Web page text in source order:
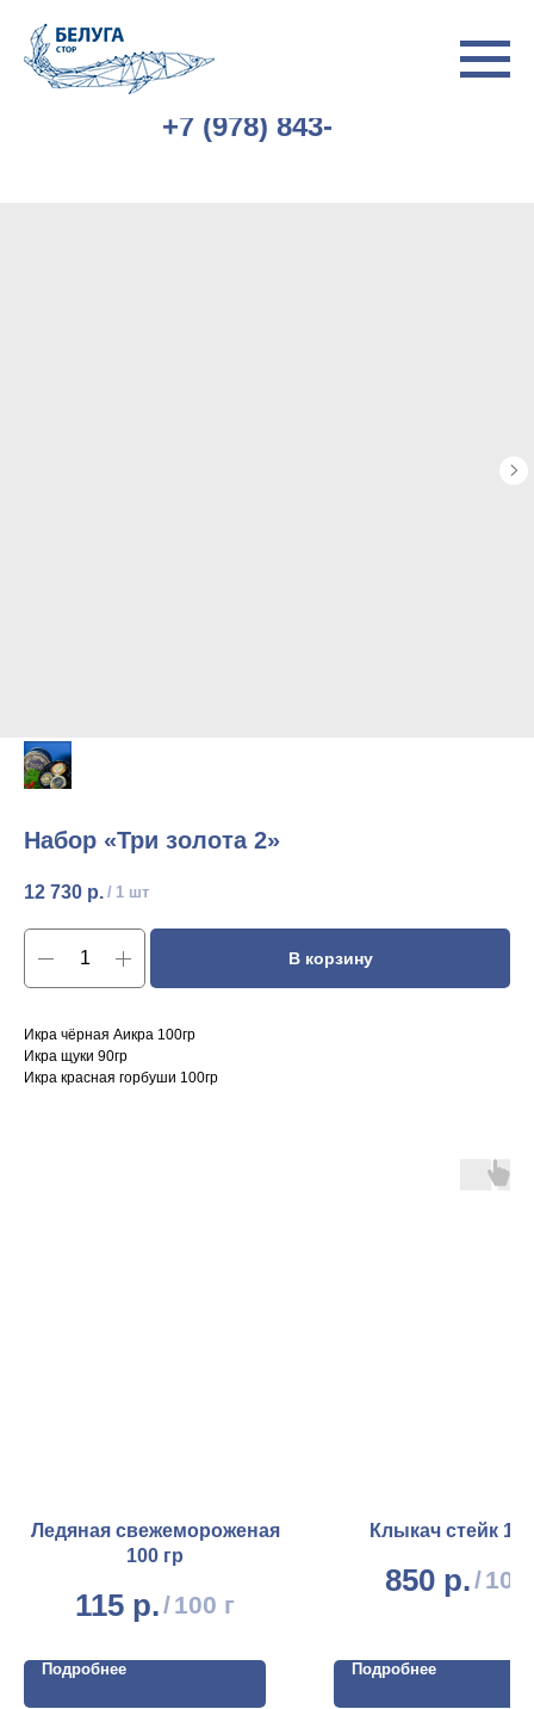
+7 (978) 843-
Набор «Три золота 2»
12 730 р. / 1 шт
В корзину
Икра чёрная Аикра 100гр
Икра щуки 90гр
Икра красная горбуши 100гр
Ледяная свежемороженая
100 гр
115 р./100 г
Подробнее
Клыкач стейк
850 р./100
Подробнее